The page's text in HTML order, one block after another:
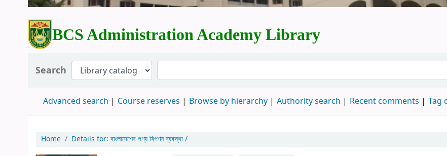
BCS Administration Academy Library
Search
Advanced search Course reserves Browse by hierarchy Authority search Recent comments Tag
Home Details for: বাংলাদেশের পণ্য বিপণন ব্যবস্থা /